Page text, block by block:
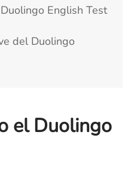
English Test
del Duolingo
el Duolingo